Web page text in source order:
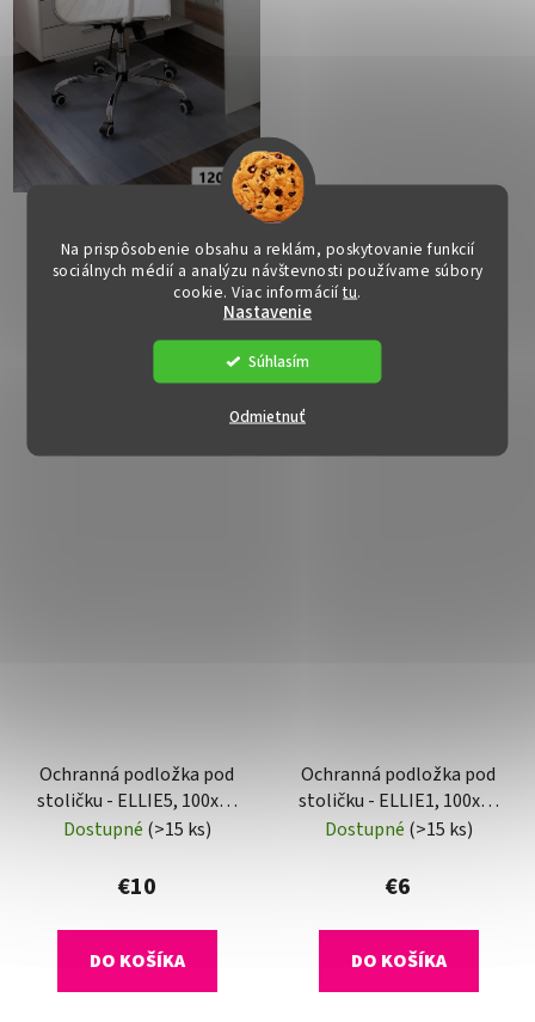
Na prispôsobenie obsahu a reklám, poskytovanie funkcií
sociálnych médií a analýzu návštevnosti používame súbory
cookie. Viac informáciítu.
Nastavenie
Odmietnuť
Súhlasím
stoličku - ELLIE2, 120x90
cm, 0,5 mm
Dostupné(>15 ks)
stoličku - ELLIE10,
120x90 cm, 1,8 mm
Dostupné(>15 ks)
Ochranná podložka pod
stoličku - ELLIE5, 100x50
cm, 0,8 mm
Dostupné (>15 ks)
€10
DO KOŠÍKA
Ochranná podložka pod
stoličku - ELLIE1, 100x70
cm, 0,5 mm
Dostupné (>15 ks)
€6
DO KOŠÍKA